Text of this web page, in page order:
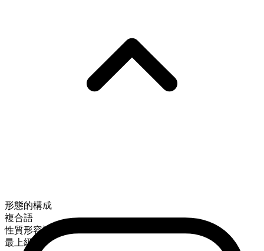
形態的構成
複合語
性質形容詞
最上級